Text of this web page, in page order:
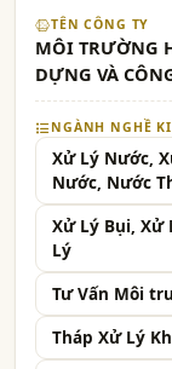
TÊN CÔNG TY
MÔI TRƯỜNG
DỰNG VÀ
NGÀNH NGHỀ
Xử Lý Nước,
Nước, Nước
Xử Lý Bụi, Xử
Lý
Tư Vấn Môi
Tháp Xử Lý